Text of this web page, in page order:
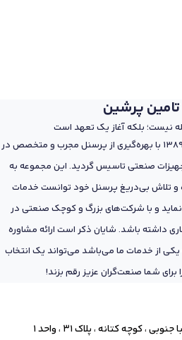
پرشین
نیست؛ بلکه آغاز یک تعهد است
شرکت پارس تامین پرشین در سال 1389 با بهره‌گیری از پرسنل مجرب و متخصص در
صنعتی تاسیس گردید. این مجموعه به
و تلاش بی‌دریغ پرسنل خود توانست خدمات
نماید و با شرکت‌های بزرگ و کوچک صنعتی در
باشد. شایان ذکر است ارائه مشاوره
از خدمات ما می‌باشد می‌تواند یک انتخاب
شما صنعت‌گران عزیز رقم بزند!
، کوچه کتانه ، پلاک ۳۱ ، واحد ۱